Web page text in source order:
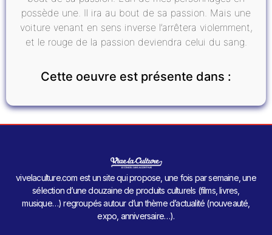
possède une. Il ira au bout de sa passion. Mais une
voiture venant en sens inverse l’arrêtera violemment,
et le rouge de la passion deviendra celui du sang.
Cette oeuvre est présente dans :
vivelaculture.com est un site qui propose, une fois par semaine, une
sélection d’une douzaine de produits culturels (films, livres,
musique…) regroupés autour d’un thème d’actualité (nouveauté,
expo, anniversaire…).